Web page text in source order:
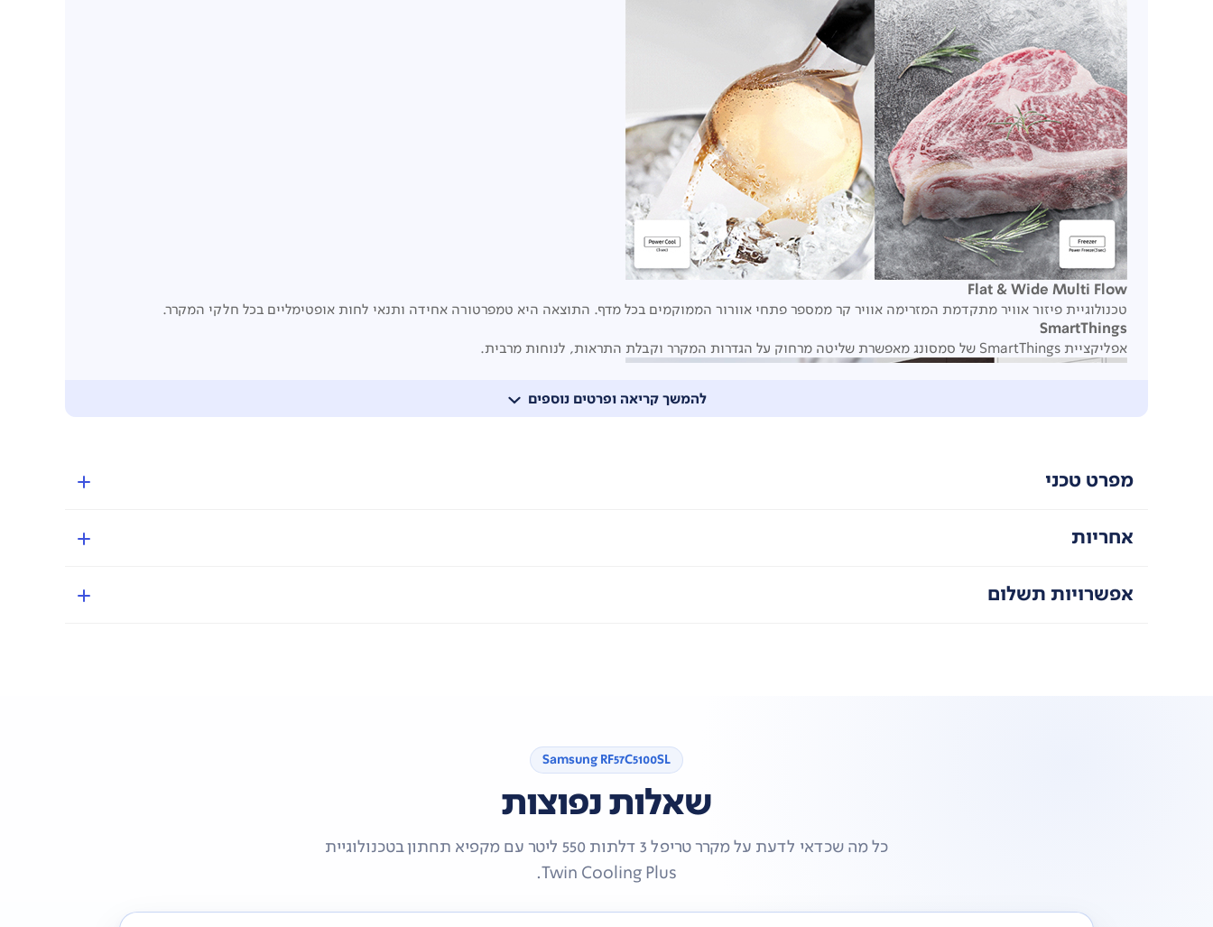
להמשך קריאה ופרטים נוספים
Flat & Wide Multi Flow
טכנולוגיית פיזור אוויר מתקדמת המזרימה אוויר קר ממספר פתחי אוורור הממוקמים בכל מדף. התוצאה היא טמפרטורה אחידה ותנאי לחות אופטימליים בכל חלקי המקרר.
SmartThings
אפליקציית SmartThings של סמסונג מאפשרת שליטה מרחוק על הגדרות המקרר וקבלת התראות, לנוחות מרבית.
מפרט טכני
אחריות
אפשרויות תשלום
Samsung RF57C5100SL
שאלות נפוצות
כל מה שכדאי לדעת על מקרר טריפל 3 דלתות 550 ליטר עם מקפיא תחתון בטכנולוגיית
Twin Cooling Plus.